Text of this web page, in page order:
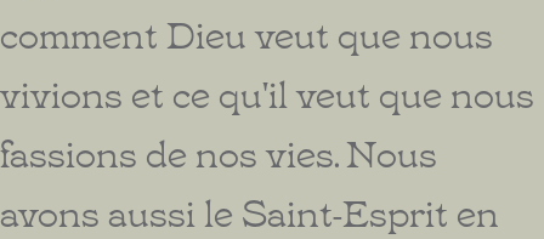
comment Dieu veut que nous
vivions et ce qu'il veut que nous
fassions de nos vies. Nous
avons aussi le Saint-Esprit en